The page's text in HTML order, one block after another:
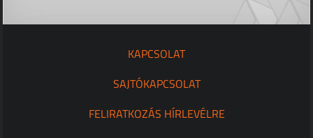
KAPCSOLAT
SAJTÓKAPCSOLAT
FELIRATKOZÁS HÍRLEVÉLRE